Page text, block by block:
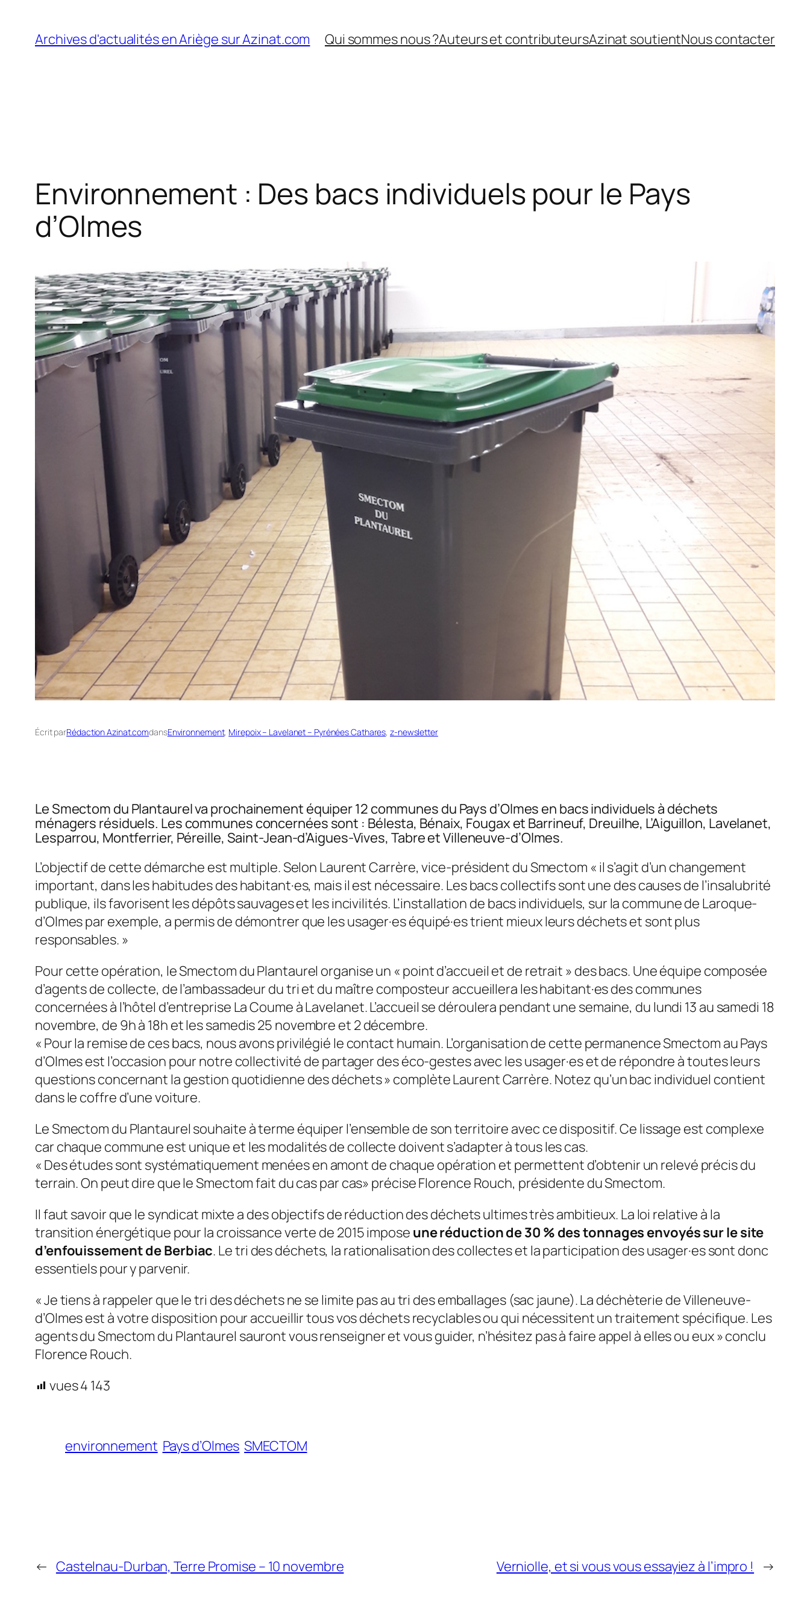
contenu
Archives d'actualités en Ariège sur Azinat.com Qui sommes nous ?Auteurs et contributeursAzinat soutientNous contacter
Environnement : Des bacs individuels pour le Pays
d’Olmes
Écrit parRédaction Azinat.comdansEnvironnement, Mirepoix – Lavelanet – Pyrénées Cathares, z-newsletter
Le Smectom du Plantaurel va prochainement équiper 12 communes du Pays d’Olmes en bacs individuels à déchets
ménagers résiduels. Les communes concernées sont : Bélesta, Bénaix, Fougax et Barrineuf, Dreuilhe, L’Aiguillon, Lavelanet,
Lesparrou, Montferrier, Péreille, Saint-Jean-d’Aigues-Vives, Tabre et Villeneuve-d’Olmes.
L’objectif de cette démarche est multiple. Selon Laurent Carrère, vice-président du Smectom « il s’agit d’un changement
important, dans les habitudes des habitant·es, mais il est nécessaire. Les bacs collectifs sont une des causes de l’insalubrité
publique, ils favorisent les dépôts sauvages et les incivilités. L’installation de bacs individuels, sur la commune de Laroque-
d’Olmes par exemple, a permis de démontrer que les usager·es équipé·es trient mieux leurs déchets et sont plus
responsables. »
Pour cette opération, le Smectom du Plantaurel organise un « point d’accueil et de retrait » des bacs. Une équipe composée
d’agents de collecte, de l’ambassadeur du tri et du maître composteur accueillera les habitant·es des communes
concernées à l’hôtel d’entreprise La Coume à Lavelanet. L’accueil se déroulera pendant une semaine, du lundi 13 au samedi 18
novembre, de 9h à 18h et les samedis 25 novembre et 2 décembre.
« Pour la remise de ces bacs, nous avons privilégié le contact humain. L’organisation de cette permanence Smectom au Pays
d’Olmes est l’occasion pour notre collectivité de partager des éco-gestes avec les usager·es et de répondre à toutes leurs
questions concernant la gestion quotidienne des déchets » complète Laurent Carrère. Notez qu’un bac individuel contient
dans le coffre d’une voiture.
Le Smectom du Plantaurel souhaite à terme équiper l’ensemble de son territoire avec ce dispositif. Ce lissage est complexe
car chaque commune est unique et les modalités de collecte doivent s’adapter à tous les cas.
« Des études sont systématiquement menées en amont de chaque opération et permettent d’obtenir un relevé précis du
terrain. On peut dire que le Smectom fait du cas par cas» précise Florence Rouch, présidente du Smectom.
Il faut savoir que le syndicat mixte a des objectifs de réduction des déchets ultimes très ambitieux. La loi relative à la
transition énergétique pour la croissance verte de 2015 impose une réduction de 30 % des tonnages envoyés sur le site
d’enfouissement de Berbiac. Le tri des déchets, la rationalisation des collectes et la participation des usager·es sont donc
essentiels pour y parvenir.
«Je tiens à rappeler que le tri des déchets ne se limite pas au tri des emballages (sac jaune). La déchèterie de Villeneuve-
d’Olmes est à votre disposition pour accueillir tous vos déchets recyclables ou qui nécessitent un traitement spécifique. Les
agents du Smectom du Plantaurel sauront vous renseigner et vous guider, n’hésitez pas à faire appel à elles ou eux» conclu
Florence Rouch.
vues4 143
environnement Pays d’Olmes SMECTOM
← Castelnau-Durban, Terre Promise – 10 novembre Verniolle, et si vous vous essayiez à l’impro ! →